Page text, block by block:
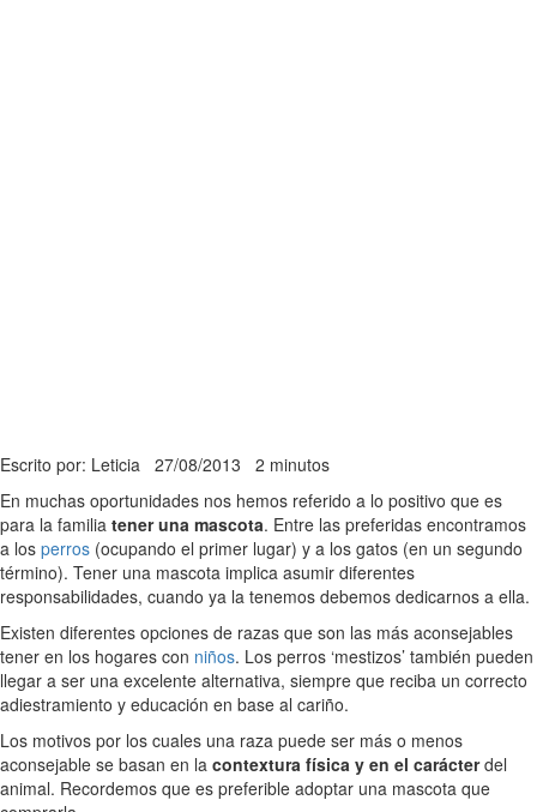
Escrito por: Leticia 27/08/2013 2 minutos
En muchas oportunidades nos hemos referido a lo positivo que es
para la familia tener una mascota. Entre las preferidas encontramos
a los perros (ocupando el primer lugar) y a los gatos (en un segundo
término). Tener una mascota implica asumir diferentes
responsabilidades, cuando ya la tenemos debemos dedicarnos a ella.
Existen diferentes opciones de razas que son las más aconsejables
tener en los hogares con niños. Los perros ‘mestizos’ también pueden
llegar a ser una excelente alternativa, siempre que reciba un correcto
adiestramiento y educación en base al cariño.
Los motivos por los cuales una raza puede ser más o menos
aconsejable se basan en la contextura física y en el carácterdel
animal. Recordemos que es preferible adoptar una mascota que